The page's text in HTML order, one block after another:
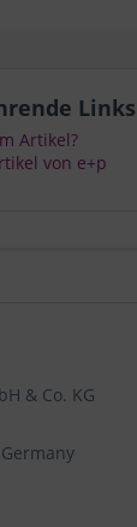
Artikel?
von e+p
& Co. KG